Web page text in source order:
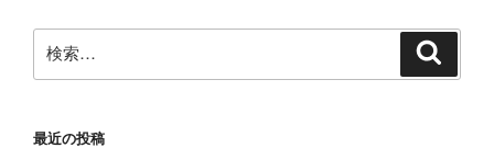
索:
最近の投稿